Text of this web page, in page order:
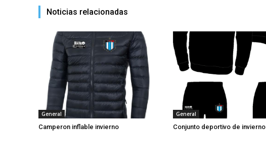
Noticias relacionadas
General
Camperon inflable invierno
General
Conjunto deportivo de invierno